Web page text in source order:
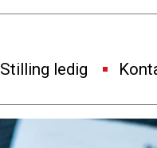
Stilling ledig